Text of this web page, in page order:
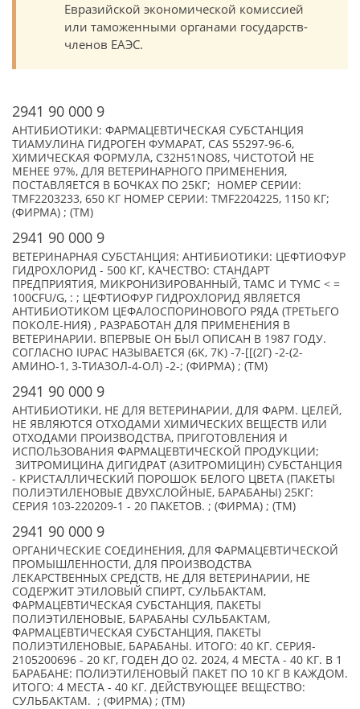
Евразийской экономической комиссией
или таможенными органами государств-
членов ЕАЭС.
2941 90 000 9
АНТИБИОТИКИ: ФАРМАЦЕВТИЧЕСКАЯ СУБСТАНЦИЯ
ТИАМУЛИНА ГИДРОГЕН ФУМАРАТ, CAS 55297-96-6,
ХИМИЧЕСКАЯ ФОРМУЛА, C32H51NO8S, ЧИСТОТОЙ НЕ
МЕНЕЕ 97%, ДЛЯ ВЕТЕРИНАРНОГО ПРИМЕНЕНИЯ,
ПОСТАВЛЯЕТСЯ В БОЧКАХ ПО 25КГ; НОМЕР СЕРИИ:
TMF2203233, 650 КГ НОМЕР СЕРИИ: TMF2204225, 1150 КГ;
(ФИРМА) ; (TM)
2941 90 000 9
ВЕТЕРИНАРНАЯ СУБСТАНЦИЯ: АНТИБИОТИКИ: ЦЕФТИОФУР
ГИДРОХЛОРИД - 500 КГ, КАЧЕСТВО: СТАНДАРТ
ПРЕДПРИЯТИЯ, МИКРОНИЗИРОВАННЫЙ, ТАМС И TYMC < =
100CFU/G, : ; ЦЕФТИОФУР ГИДРОХЛОРИД ЯВЛЯЕТСЯ
АНТИБИОТИКОМ ЦЕФАЛОСПОРИНОВОГО РЯДА (ТРЕТЬЕГО
ПОКОЛЕ-НИЯ) , РАЗРАБОТАН ДЛЯ ПРИМЕНЕНИЯ В
ВЕТЕРИНАРИИ. ВПЕРВЫЕ ОН БЫЛ ОПИСАН В 1987 ГОДУ.
СОГЛАСНО IUPAC НАЗЫВАЕТСЯ (6К, 7К) -7-[[(2Г) -2-(2-
АМИНО-1, 3-ТИАЗОЛ-4-ОЛ) -2-; (ФИРМА) ; (TM)
2941 90 000 9
АНТИБИОТИКИ, НЕ ДЛЯ ВЕТЕРИНАРИИ, ДЛЯ ФАРМ. ЦЕЛЕЙ,
НЕ ЯВЛЯЮТСЯ ОТХОДАМИ ХИМИЧЕСКИХ ВЕЩЕСТВ ИЛИ
ОТХОДАМИ ПРОИЗВОДСТВА, ПРИГОТОВЛЕНИЯ И
ИСПОЛЬЗОВАНИЯ ФАРМАЦЕВТИЧЕСКОЙ ПРОДУКЦИИ;
ЗИТРОМИЦИНА ДИГИДРАТ (АЗИТРОМИЦИН) СУБСТАНЦИЯ
- КРИСТАЛЛИЧЕСКИЙ ПОРОШОК БЕЛОГО ЦВЕТА (ПАКЕТЫ
ПОЛИЭТИЛЕНОВЫЕ ДВУХСЛОЙНЫЕ, БАРАБАНЫ) 25КГ:
СЕРИЯ 103-220209-1 - 20 ПАКЕТОВ. ; (ФИРМА) ; (TM)
2941 90 000 9
ОРГАНИЧЕСКИЕ СОЕДИНЕНИЯ, ДЛЯ ФАРМАЦЕВТИЧЕСКОЙ
ПРОМЫШЛЕННОСТИ, ДЛЯ ПРОИЗВОДСТВА
ЛЕКАРСТВЕННЫХ СРЕДСТВ, НЕ ДЛЯ ВЕТЕРИНАРИИ, НЕ
СОДЕРЖИТ ЭТИЛОВЫЙ СПИРТ, СУЛЬБАКТАМ,
ФАРМАЦЕВТИЧЕСКАЯ СУБСТАНЦИЯ, ПАКЕТЫ
ПОЛИЭТИЛЕНОВЫЕ, БАРАБАНЫ СУЛЬБАКТАМ,
ФАРМАЦЕВТИЧЕСКАЯ СУБСТАНЦИЯ, ПАКЕТЫ
ПОЛИЭТИЛЕНОВЫЕ, БАРАБАНЫ. ИТОГО: 40 КГ. СЕРИЯ-
2105200696 - 20 КГ, ГОДЕН ДО 02. 2024, 4 МЕСТА - 40 КГ. В 1
БАРАБАНЕ: ПОЛИЭТИЛЕНОВЫЙ ПАКЕТ ПО 10 КГ В КАЖДОМ.
ИТОГО: 4 МЕСТА - 40 КГ. ДЕЙСТВУЮЩЕЕ ВЕЩЕСТВО:
СУЛЬБАКТАМ. ; (ФИРМА) ; (TM)